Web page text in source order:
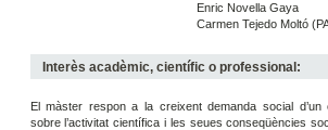
Enric Novella Gaya
Carmen Tejedo Moltó
Interès acadèmic, científic o professional:
El màster respon a la creixent demanda social d’un
sobre l’activitat científica i les seues conseqüències